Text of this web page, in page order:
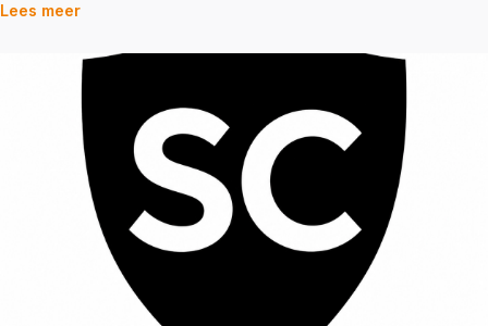
Lees meer